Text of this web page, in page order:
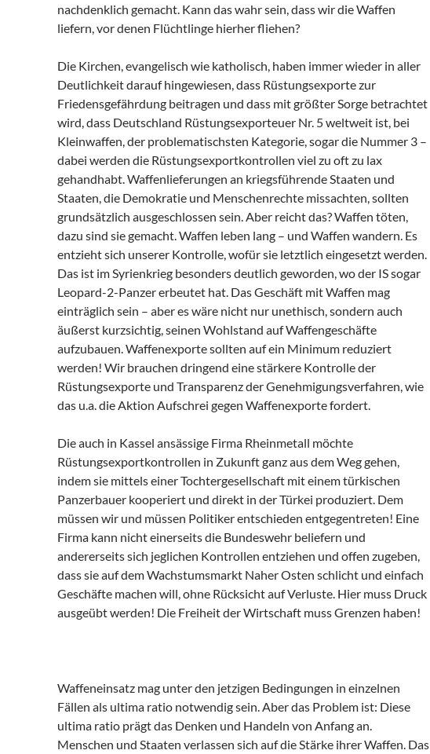
nachdenklich gemacht. Kann das wahr sein, dass wir die Waffen
liefern, vor denen Flüchtlinge hierher fliehen?
Die Kirchen, evangelisch wie katholisch, haben immer wieder in aller
Deutlichkeit darauf hingewiesen, dass Rüstungsexporte zur
Friedensgefährdung beitragen und dass mit größter Sorge betrachtet
wird, dass Deutschland Rüstungsexporteuer Nr. 5 weltweit ist, bei
Kleinwaffen, der problematischsten Kategorie, sogar die Nummer 3 –
dabei werden die Rüstungsexportkontrollen viel zu oft zu lax
gehandhabt. Waffenlieferungen an kriegsführende Staaten und
Staaten, die Demokratie und Menschenrechte missachten, sollten
grundsätzlich ausgeschlossen sein. Aber reicht das? Waffen töten,
dazu sind sie gemacht. Waffen leben lang – und Waffen wandern. Es
entzieht sich unserer Kontrolle, wofür sie letztlich eingesetzt werden.
Das ist im Syrienkrieg besonders deutlich geworden, wo der IS sogar
Leopard-2-Panzer erbeutet hat. Das Geschäft mit Waffen mag
einträglich sein – aber es wäre nicht nur unethisch, sondern auch
äußerst kurzsichtig, seinen Wohlstand auf Waffengeschäfte
aufzubauen. Waffenexporte sollten auf ein Minimum reduziert
werden! Wir brauchen dringend eine stärkere Kontrolle der
Rüstungsexporte und Transparenz der Genehmigungsverfahren, wie
das u.a. die Aktion Aufschrei gegen Waffenexporte fordert.
Die auch in Kassel ansässige Firma Rheinmetall möchte
Rüstungsexportkontrollen in Zukunft ganz aus dem Weg gehen,
indem sie mittels einer Tochtergesellschaft mit einem türkischen
Panzerbauer kooperiert und direkt in der Türkei produziert. Dem
müssen wir und müssen Politiker entschieden entgegentreten! Eine
Firma kann nicht einerseits die Bundeswehr beliefern und
andererseits sich jeglichen Kontrollen entziehen und offen zugeben,
dass sie auf dem Wachstumsmarkt Naher Osten schlicht und einfach
Geschäfte machen will, ohne Rücksicht auf Verluste. Hier muss Druck
ausgeübt werden! Die Freiheit der Wirtschaft muss Grenzen haben!
Waffeneinsatz mag unter den jetzigen Bedingungen in einzelnen
Fällen als ultima ratio notwendig sein. Aber das Problem ist: Diese
ultima ratio prägt das Denken und Handeln von Anfang an.
Menschen und Staaten verlassen sich auf die Stärke ihrer Waffen. Das